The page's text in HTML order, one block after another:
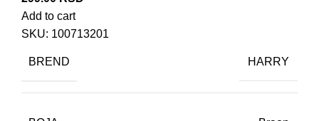
Add to cart
SKU: 100713201
BREND HARRY